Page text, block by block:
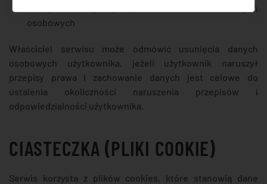
wycofania zgodny na przetwarzanie swoich danych
osobowych
Właściciel serwisu może odmówić usunięcia danych
osobowych użytkownika, jeżeli użytkownik naruszył
przepisy prawa i zachowanie danych jest celowe do
ustalenia okoliczności naruszenia przepisów i
odpowiedzialności użytkownika.
CIASTECZKA (PLIKI COOKIE)
Serwis korzysta z plików cookies, które stanowią dane